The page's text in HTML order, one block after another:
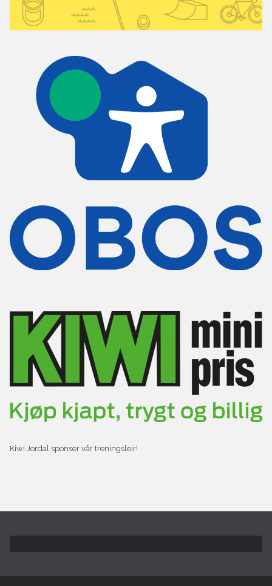
Kiwi Jordal sponser vår treningsleir!